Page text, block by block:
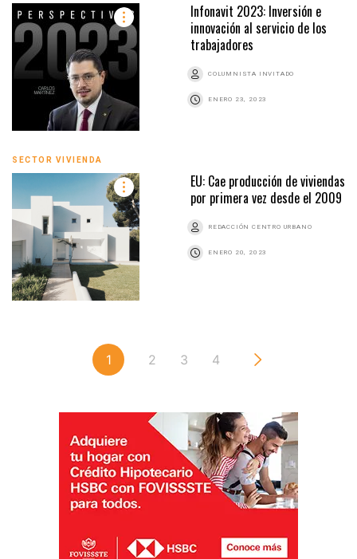
Infonavit 2023: Inversión e
innovación al servicio de los
trabajadores
COLUMNISTA INVITADO
ENERO 23, 2023
SECTOR VIVIENDA
EU: Cae producción de viviendas
por primera vez desde el 2009
REDACCIÓN CENTRO URBANO
ENERO 20, 2023
1 2 3 4